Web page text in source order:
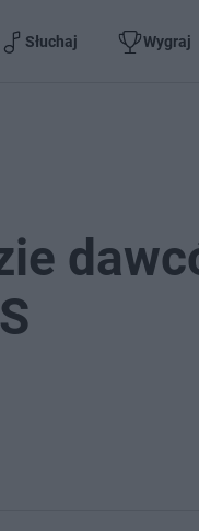
Słuchaj Wygraj